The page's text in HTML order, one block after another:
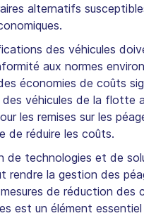
alternatifs
des véhicules
aux normes
économies de coûts
des véhicules de la flotte
les remises sur les
de réduire les coûts.
de technologies et de
rendre la gestion des
de réduction des
est un élément